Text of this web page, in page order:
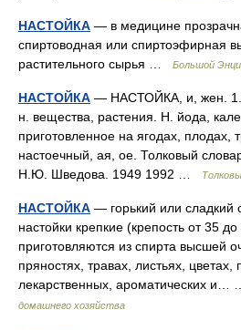
НАСТОЙКА — в медицине
спиртоводная или спиртоэфирная
растительного сырья …
Большой
НАСТОЙКА — НАСТОЙКА, и, жен. 1.
н. вещества, растения. Н. йода,
приготовленное на ягодах, плодах,
настоечный, ая, ое. Толковый
Н.Ю. Шведова. 1949 1992 …
НАСТОЙКА — горький или сладкий
настойки крепкие (крепость от 35
приготовляются из спирта высшей
пряностях, травах, листьях, цветах,
лекарственных, ароматических
домашнего хозяйства